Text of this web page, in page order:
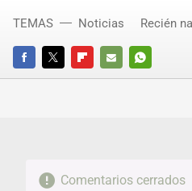
FACEBOOKTWITTERFLIPBOARD
E-
WHATSAPP
TEMAS Noticias Recién
Comentarios cerrados